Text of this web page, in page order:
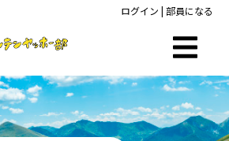
ログイン | 部員になる